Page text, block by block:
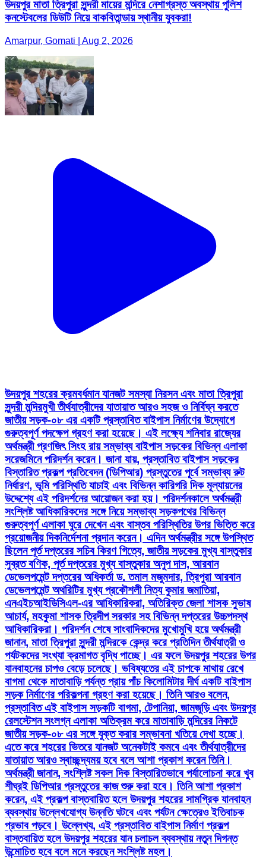
উদয়পুর মাতা ত্রিপুরা সুন্দরী মায়ের মন্দিরে নেশাগ্রস্ত অবস্থায় পুলিশ
কনস্টেবলের ডিউটি নিয়ে বাকবিতান্ডায় স্থানীয় যুবকরা!
Amarpur, Gomati | Aug 2, 2026
উদয়পুর শহরের ক্রমবর্ধমান যানজট সমস্যা নিরসন এবং মাতা ত্রিপুরা
সুন্দরী মন্দিরমুখী তীর্থযাত্রীদের যাতায়াত আরও সহজ ও নির্বিঘ্ন করতে
জাতীয় সড়ক-০৮ এর একটি প্রস্তাবিত বাইপাস নির্মাণের উদ্যোগে
গুরুত্বপূর্ণ পদক্ষেপ গ্রহণ করা হয়েছে। এই লক্ষ্যে শনিবার রাজ্যের
অর্থমন্ত্রী প্রণজিৎ সিংহ রায় সম্ভাব্য বাইপাস সড়কের বিভিন্ন এলাকা
সরেজমিনে পরিদর্শন করেন। জানা যায়, প্রস্তাবিত বাইপাস সড়কের
বিস্তারিত প্রকল্প প্রতিবেদন (ডিপিআর) প্রস্তুতের পূর্বে সম্ভাব্য রুট
নির্ধারণ, ভূমি পরিস্থিতি যাচাই এবং বিভিন্ন কারিগরি দিক মূল্যায়নের
উদ্দেশ্যে এই পরিদর্শনের আয়োজন করা হয়। পরিদর্শনকালে অর্থমন্ত্রী
সংশ্লিষ্ট আধিকারিকদের সঙ্গে নিয়ে সম্ভাব্য সড়কপথের বিভিন্ন
গুরুত্বপূর্ণ এলাকা ঘুরে দেখেন এবং বাস্তব পরিস্থিতির উপর ভিত্তি করে
প্রয়োজনীয় দিকনির্দেশনা প্রদান করেন। এদিন অর্থমন্ত্রীর সঙ্গে উপস্থিত
ছিলেন পূর্ত দপ্তরের সচিব কিরণ গিত্যে, জাতীয় সড়কের মুখ্য বাস্তুকার
সুব্রত বণিক, পূর্ত দপ্তরের মুখ্য বাস্তুকার অনুপ দাস, আরবান
ডেভেলপমেন্ট দপ্তরের অধিকর্তা ড. তমাল মজুমদার, ত্রিপুরা আরবান
ডেভেলপমেন্ট অথরিটির মুখ্য প্রকৌশলী নিত্য কুমার জমাতিয়া,
এনএইচআইডিসিএল-এর আধিকারিকরা, অতিরিক্ত জেলা শাসক সুভাষ
আচার্য, মহকুমা শাসক ত্রিদীপ সরকার সহ বিভিন্ন দপ্তরের উচ্চপদস্থ
আধিকারিকরা। পরিদর্শন শেষে সাংবাদিকদের মুখোমুখি হয়ে অর্থমন্ত্রী
জানান, মাতা ত্রিপুরা সুন্দরী মন্দিরকে কেন্দ্র করে প্রতিদিন তীর্থযাত্রী ও
পর্যটকদের সংখ্যা ক্রমাগত বৃদ্ধি পাচ্ছে। এর ফলে উদয়পুর শহরের উপর
যানবাহনের চাপও বেড়ে চলেছে। ভবিষ্যতের এই চাপকে মাথায় রেখে
বাগমা থেকে মাতাবাড়ি পর্যন্ত প্রায় পাঁচ কিলোমিটার দীর্ঘ একটি বাইপাস
সড়ক নির্মাণের পরিকল্পনা গ্রহণ করা হয়েছে। তিনি আরও বলেন,
প্রস্তাবিত এই বাইপাস সড়কটি বাগমা, টেপানিয়া, জামজুড়ি এবং উদয়পুর
রেলস্টেশন সংলগ্ন এলাকা অতিক্রম করে মাতাবাড়ি মন্দিরের নিকটে
জাতীয় সড়ক-০৮ এর সঙ্গে যুক্ত করার সম্ভাবনা খতিয়ে দেখা হচ্ছে।
এতে করে শহরের ভিতরে যানজট অনেকটাই কমবে এবং তীর্থযাত্রীদের
যাতায়াত আরও স্বাচ্ছন্দ্যময় হবে বলে আশা প্রকাশ করেন তিনি।
অর্থমন্ত্রী জানান, সংশ্লিষ্ট সকল দিক বিস্তারিতভাবে পর্যালোচনা করে খুব
শীঘ্রই ডিপিআর প্রস্তুতের কাজ শুরু করা হবে। তিনি আশা প্রকাশ
করেন, এই প্রকল্প বাস্তবায়িত হলে উদয়পুর শহরের সামগ্রিক যানবাহন
ব্যবস্থায় উল্লেখযোগ্য উন্নতি ঘটবে এবং পর্যটন ক্ষেত্রেও ইতিবাচক
প্রভাব পড়বে। উল্লেখ্য, এই প্রস্তাবিত বাইপাস নির্মাণ প্রকল্প
বাস্তবায়িত হলে উদয়পুর শহরের যান চলাচল ব্যবস্থায় নতুন দিগন্ত
উন্মোচিত হবে বলে মনে করছেন সংশ্লিষ্ট মহল।